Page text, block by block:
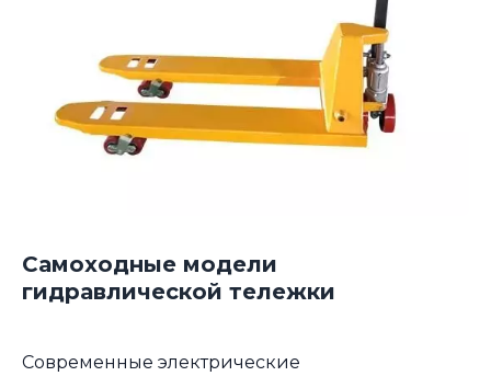
Самоходные модели
гидравлической тележки
Современные электрические